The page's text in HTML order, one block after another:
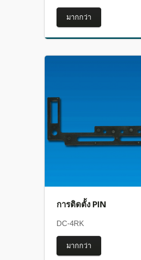
มากกว่า
การติดตั้ง PIN
DC-4RK
มากกว่า